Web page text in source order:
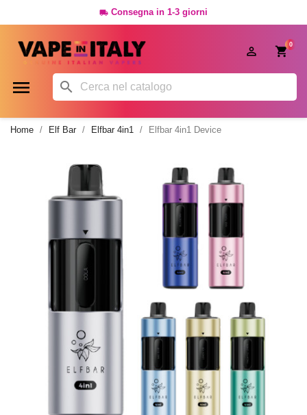
 Consegna in 1-3 giorni
0

 
Home Elf Bar Elfbar 4in1 Elfbar 4in1 Device